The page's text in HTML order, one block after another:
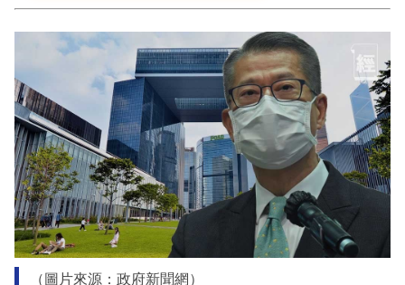
（圖片來源：政府新聞網）